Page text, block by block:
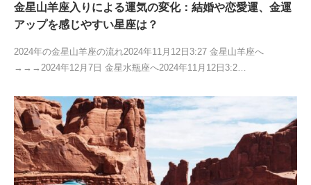
金星山羊座入りによる運気の変化：結婚や恋愛運、金運
アップを感じやすい星座は？
2024年の金星山羊座の流れ2024年11月12日3:27 金星山羊座へ
→→→2024年12月7日 金星水瓶座へ2024年11月12日3:2…